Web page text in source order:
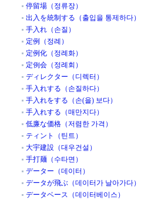
停留場（정류장）
出入を統制する（출입을 통제하다）
手入れ（손질）
定例（정례）
定例化（정례화）
定例会（정례회）
ディレクター（디렉터）
手入れする（손질하다）
手入れをする（손(을) 보다）
手入れする（매만지다）
低廉な価格（저렴한 가격）
ティント（틴트）
大宇建設（대우건설）
手打麺（수타면）
データー（데이터）
データが飛ぶ（데이터가 날아가다）
データベース（데이터베이스）